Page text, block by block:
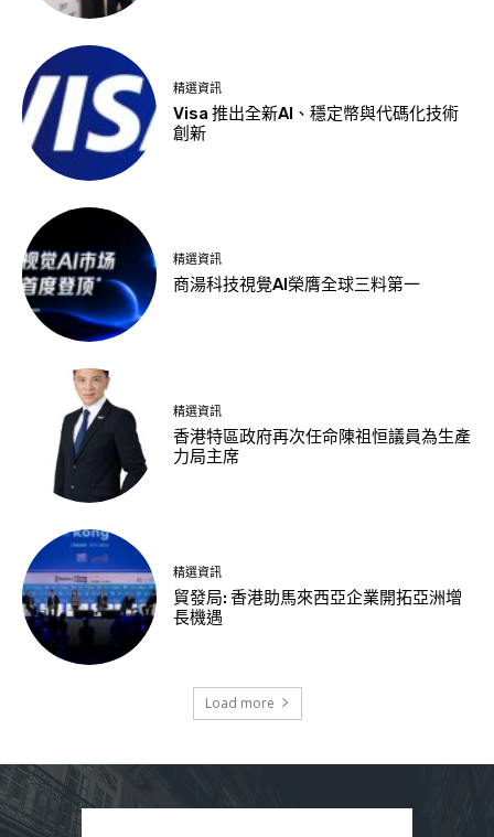
精選資訊
Visa 推出全新AI、穩定幣與代碼化技術
創新
精選資訊
商湯科技視覺AI榮膺全球三料第一
精選資訊
香港特區政府再次任命陳祖恒議員為生產
力局主席
精選資訊
貿發局: 香港助馬來西亞企業開拓亞洲增
長機遇
Load more